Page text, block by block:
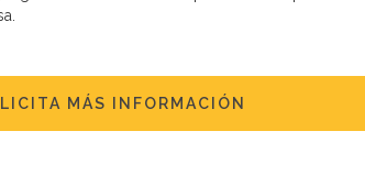
MÁS INFORMACIÓN